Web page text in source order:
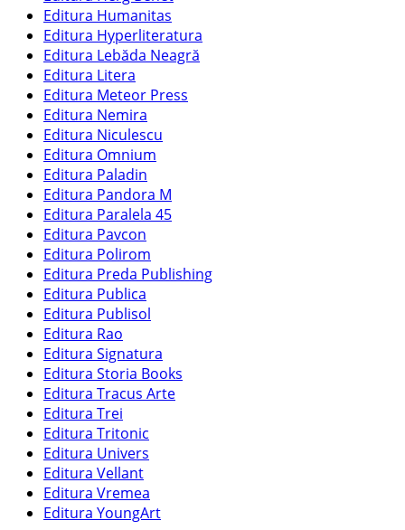
Editura Humanitas
Editura Hyperliteratura
Editura Lebăda Neagră
Editura Litera
Editura Meteor Press
Editura Nemira
Editura Niculescu
Editura Omnium
Editura Paladin
Editura Pandora M
Editura Paralela 45
Editura Pavcon
Editura Polirom
Editura Preda Publishing
Editura Publica
Editura Publisol
Editura Rao
Editura Signatura
Editura Storia Books
Editura Tracus Arte
Editura Trei
Editura Tritonic
Editura Univers
Editura Vellant
Editura Vremea
Editura YoungArt